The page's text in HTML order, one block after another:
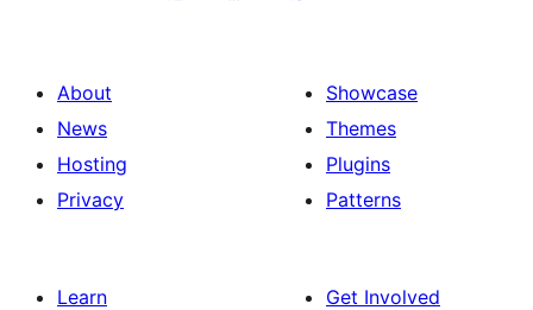
About
News
Hosting
Privacy
Showcase
Themes
Plugins
Patterns
Learn
Get Involved